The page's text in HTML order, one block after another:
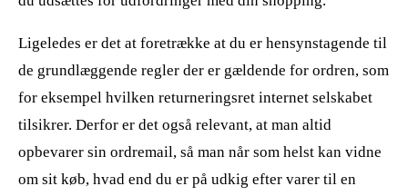
Ligeledes er det at foretrække at du er hensynstagende til
de grundlæggende regler der er gældende for ordren, som
for eksempel hvilken returneringsret internet selskabet
tilsikrer. Derfor er det også relevant, at man altid
opbevarer sin ordremail, så man når som helst kan vidne
om sit køb, hvad end du er på udkig efter varer til en